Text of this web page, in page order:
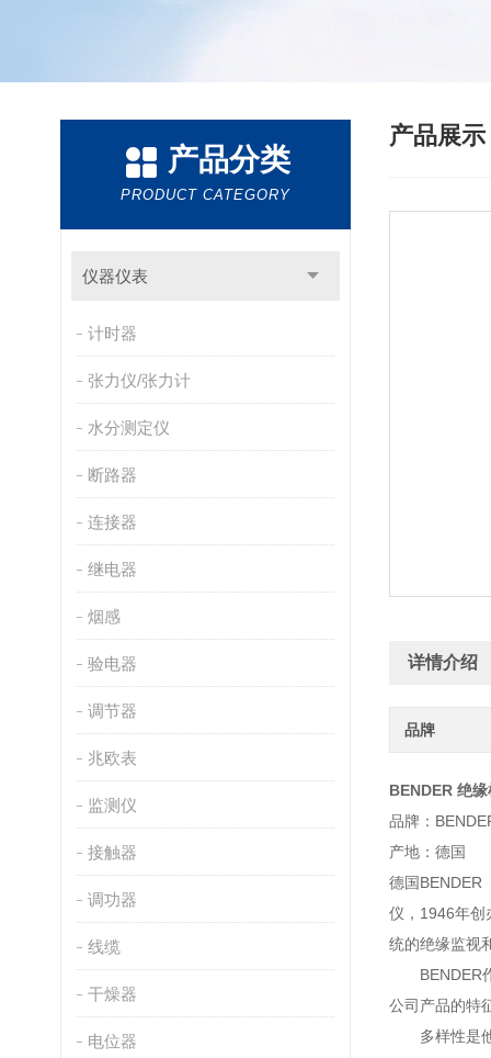
产品分类
PRODUCT CATEGORY
仪器仪表
计时器
张力仪/张力计
水分测定仪
断路器
连接器
继电器
烟感
验电器
调节器
兆欧表
监测仪
接触器
调功器
线缆
干燥器
电位器
产品展示
详情介绍
品牌
BENDER 绝
品牌：
产地：德国
德国BENDER
仪，1946年创
统的绝缘监视
BENDER作
公司产品的特
多样性是他